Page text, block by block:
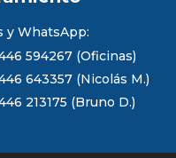
y WhatsApp:
594267 (Oficinas)
643357 (Nicolás M.)
213175 (Bruno D.)